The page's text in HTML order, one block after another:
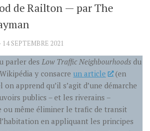
de Railton — par The
· 14 SEPTEMBRE 2021
parler des Low Traffic Neighbourhoods du
y consacre un article
(en
apprend qu’il s’agit d’une démarche
publics – et les riverains –
ou même éliminer le trafic de transit
en appliquant les principes